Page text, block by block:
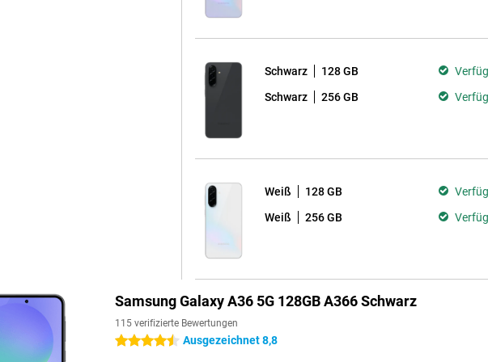
Galaxy S25 die bessere
Schwarz 128 GB
Schwarz 256 GB
Weiß 128 GB
Weiß 256 GB
Samsung Galaxy A36 5G 128GB A366 Schwarz
115 verifizierte Bewertungen
4.5 SterneAusgezeichnet 8,8